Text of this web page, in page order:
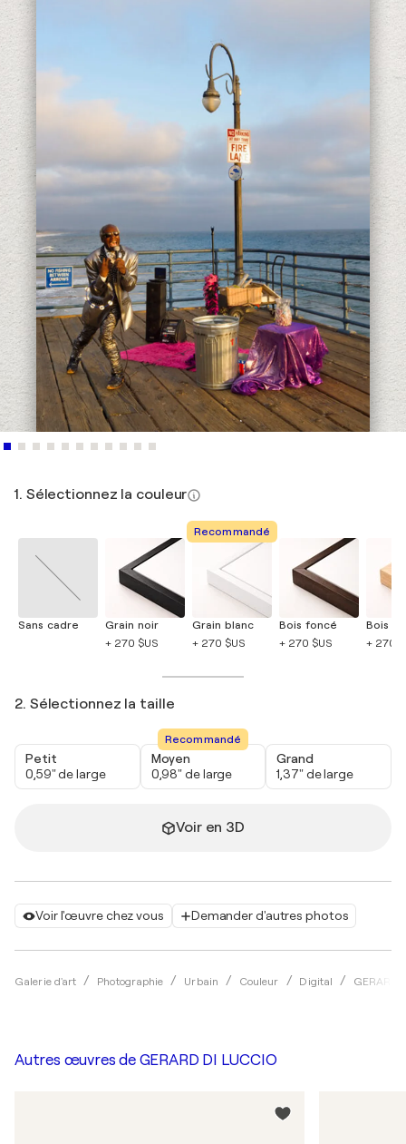
Voir l'œuvre chez vous Demander d'autres photos
Galerie d'art Photographie Urbain Couleur Digital GERARD
1. Sélectionnez la couleur
Sans cadre
Grain noir
+ 270 $US
Recommandé
Grain blanc
+ 270 $US
Bois foncé
+ 270 $US
Bois
+ 270
2. Sélectionnez la taille
Petit
0,59" de large
Recommandé
Moyen
0,98" de large
Grand
1,37" de large
Voir en 3D
Autres œuvres de GERARD DI LUCCIO